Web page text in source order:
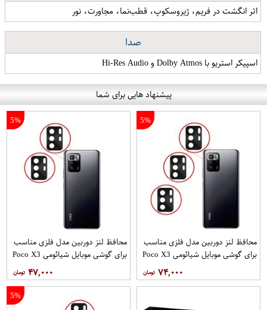
اثر انگشت در فریم، ژیروسکوپ، قطب‌نما، مجاورت، نور
صدا
اسپیکر استریو با Dolby Atmos و Hi-Res Audio
پیشنهاد هایی برای شما
5%
محافظ لنز دوربین مدل فلزی مناسب
برای گوشی موبایل شیائومی Poco X3
۷۴,۰۰۰
5%
محافظ لنز دوربین مدل فلزی مناسب
برای گوشی موبایل شیائومی Poco X3
۴۷,۰۰۰
5%